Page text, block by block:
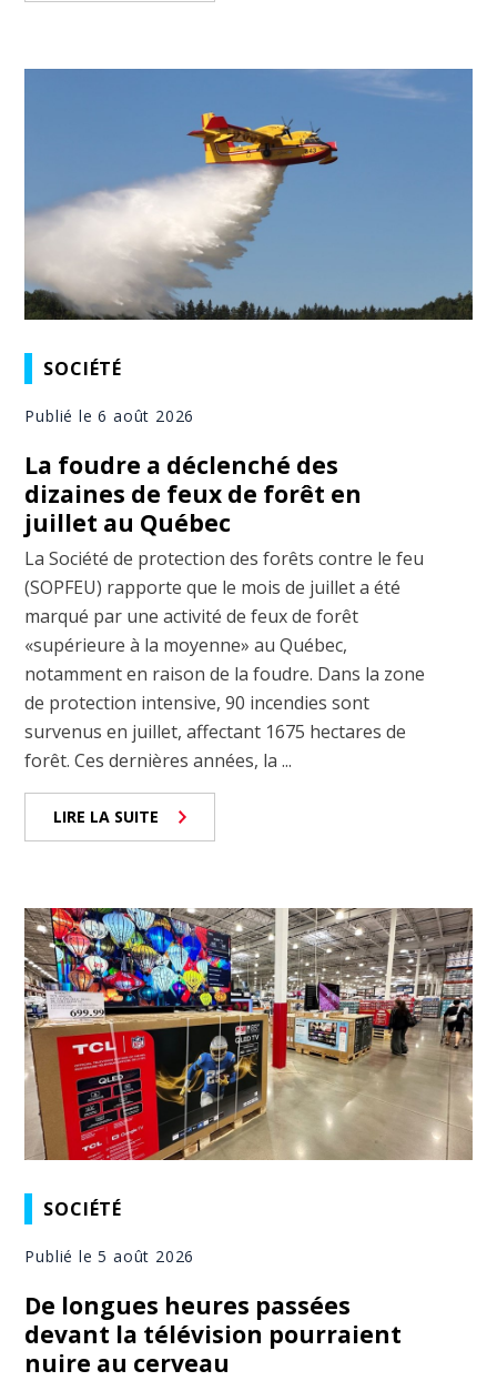
SOCIÉTÉ
Publié le 6 août 2026
La foudre a déclenché des
dizaines de feux de forêt en
juillet au Québec
La Société de protection des forêts contre le feu
(SOPFEU) rapporte que le mois de juillet a été
marqué par une activité de feux de forêt
«supérieure à la moyenne» au Québec,
notamment en raison de la foudre. Dans la zone
de protection intensive, 90 incendies sont
survenus en juillet, affectant 1675 hectares de
forêt. Ces dernières années, la ...
LIRE LA SUITE
SOCIÉTÉ
Publié le 5 août 2026
De longues heures passées
devant la télévision pourraient
nuire au cerveau